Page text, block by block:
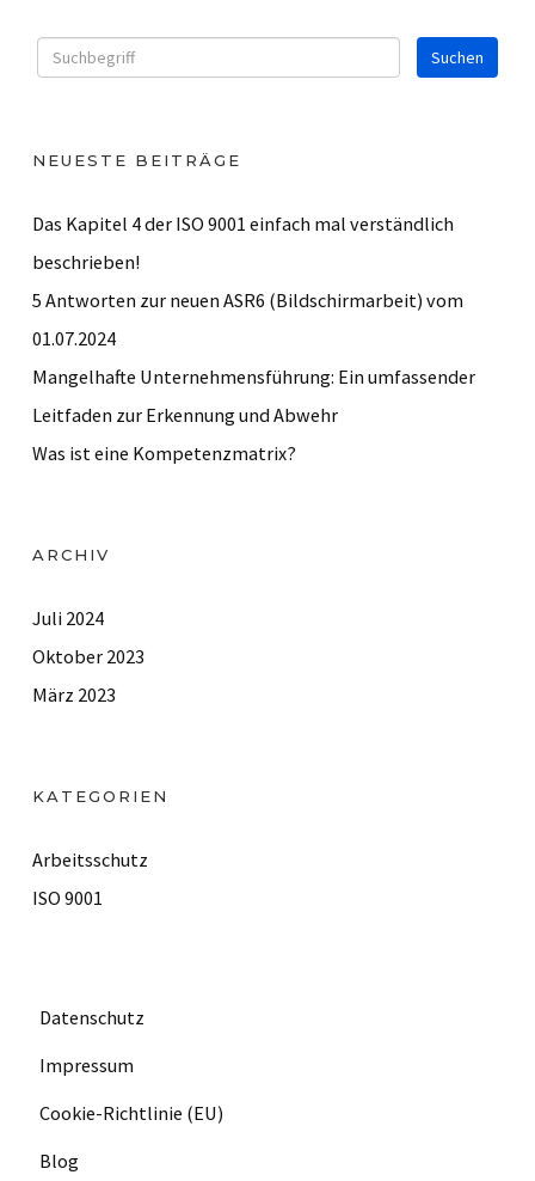
NEUESTE BEITRÄGE
Das Kapitel 4 der ISO 9001 einfach mal verständlich
beschrieben!
5 Antworten zur neuen ASR6 (Bildschirmarbeit) vom
01.07.2024
Mangelhafte Unternehmensführung: Ein umfassender
Leitfaden zur Erkennung und Abwehr
Was ist eine Kompetenzmatrix?
ARCHIV
Juli 2024
Oktober 2023
März 2023
KATEGORIEN
Arbeitsschutz
ISO 9001
Datenschutz
Impressum
Cookie-Richtlinie (EU)
Blog